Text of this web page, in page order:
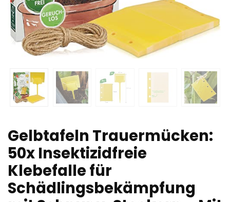
Gelbtafeln Trauermücken:
50x Insektizidfreie
Klebefalle für
Schädlingsbekämpfung